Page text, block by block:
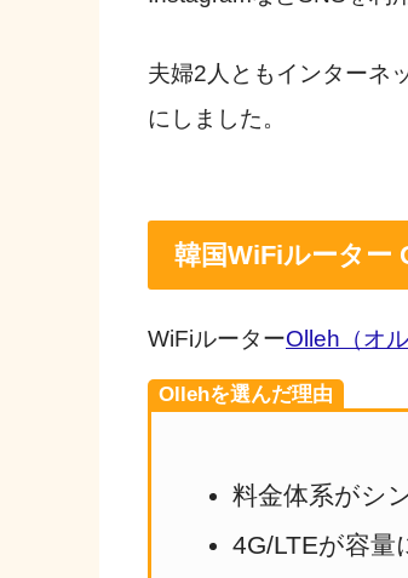
夫婦2人ともインターネ
にしました。
韓国WiFiルーター
WiFiルーターOlleh（オル
Ollehを選んだ理由
料金体系がシ
4G/LTEが容量